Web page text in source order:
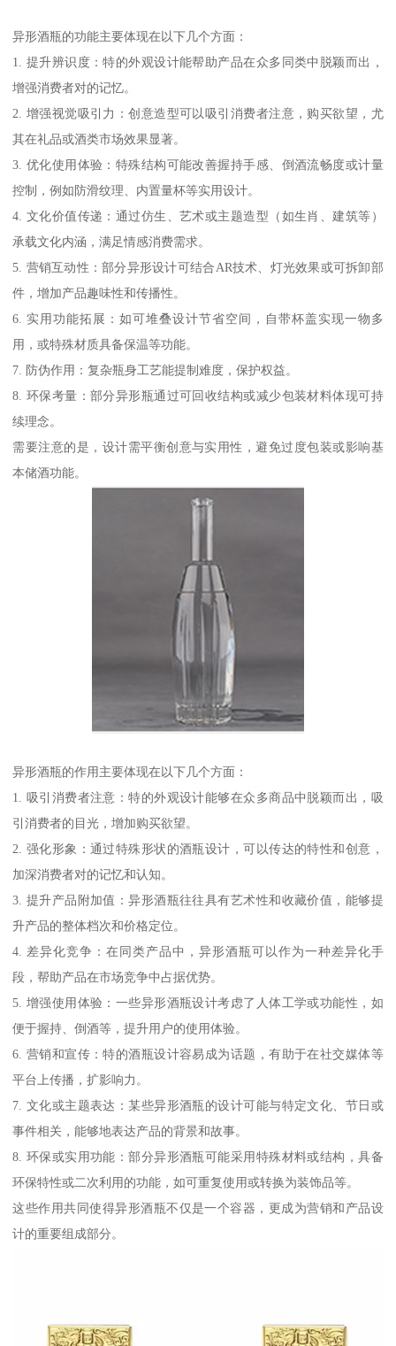
异形酒瓶的功能主要体现在以下几个方面：
1. 提升辨识度：特的外观设计能帮助产品在众多同类中脱颖而出，
增强消费者对的记忆。
2. 增强视觉吸引力：创意造型可以吸引消费者注意，购买欲望，尤
其在礼品或酒类市场效果显著。
3. 优化使用体验：特殊结构可能改善握持手感、倒酒流畅度或计量
控制，例如防滑纹理、内置量杯等实用设计。
4. 文化价值传递：通过仿生、艺术或主题造型（如生肖、建筑等）
承载文化内涵，满足情感消费需求。
5. 营销互动性：部分异形设计可结合AR技术、灯光效果或可拆卸部
件，增加产品趣味性和传播性。
6. 实用功能拓展：如可堆叠设计节省空间，自带杯盖实现一物多
用，或特殊材质具备保温等功能。
7. 防伪作用：复杂瓶身工艺能提制难度，保护权益。
8. 环保考量：部分异形瓶通过可回收结构或减少包装材料体现可持
续理念。
需要注意的是，设计需平衡创意与实用性，避免过度包装或影响基
本储酒功能。
异形酒瓶的作用主要体现在以下几个方面：
1. 吸引消费者注意：特的外观设计能够在众多商品中脱颖而出，吸
引消费者的目光，增加购买欲望。
2. 强化形象：通过特殊形状的酒瓶设计，可以传达的特性和创意，
加深消费者对的记忆和认知。
3. 提升产品附加值：异形酒瓶往往具有艺术性和收藏价值，能够提
升产品的整体档次和价格定位。
4. 差异化竞争：在同类产品中，异形酒瓶可以作为一种差异化手
段，帮助产品在市场竞争中占据优势。
5. 增强使用体验：一些异形酒瓶设计考虑了人体工学或功能性，如
便于握持、倒酒等，提升用户的使用体验。
6. 营销和宣传：特的酒瓶设计容易成为话题，有助于在社交媒体等
平台上传播，扩影响力。
7. 文化或主题表达：某些异形酒瓶的设计可能与特定文化、节日或
事件相关，能够地表达产品的背景和故事。
8. 环保或实用功能：部分异形酒瓶可能采用特殊材料或结构，具备
环保特性或二次利用的功能，如可重复使用或转换为装饰品等。
这些作用共同使得异形酒瓶不仅是一个容器，更成为营销和产品设
计的重要组成部分。